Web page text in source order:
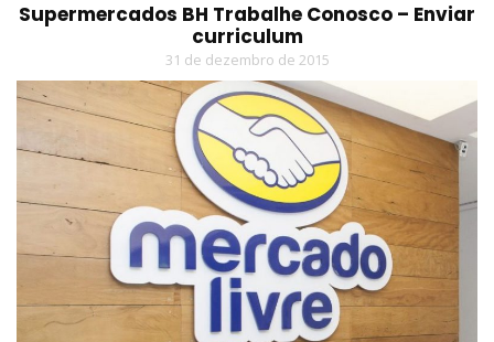
Supermercados BH Trabalhe Conosco – Enviar
curriculum
31 de dezembro de 2015